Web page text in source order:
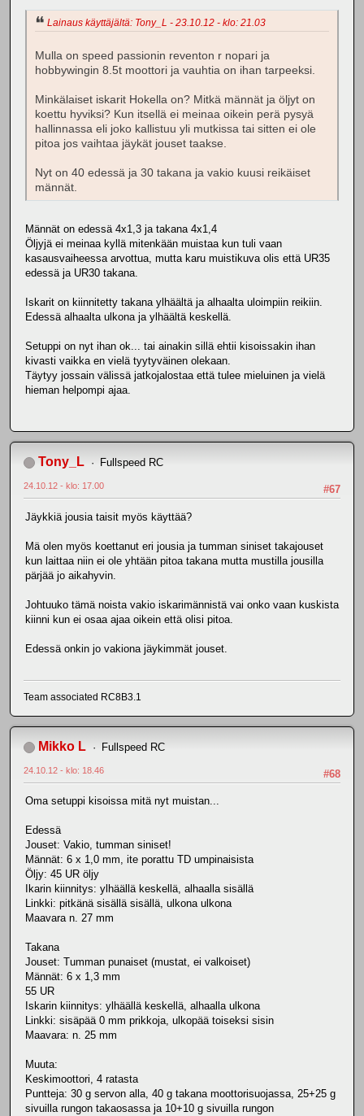
Lainaus käyttäjältä: Tony_L - 23.10.12 - klo: 21.03
Mulla on speed passionin reventon r nopari ja
hobbywingin 8.5t moottori ja vauhtia on ihan tarpeeksi.
Minkälaiset iskarit Hokella on? Mitkä männät ja öljyt on
koettu hyviksi? Kun itsellä ei meinaa oikein perä pysyä
hallinnassa eli joko kallistuu yli mutkissa tai sitten ei ole
pitoa jos vaihtaa jäykät jouset taakse.
Nyt on 40 edessä ja 30 takana ja vakio kuusi reikäiset
männät.
Männät on edessä 4x1,3 ja takana 4x1,4
Öljyjä ei meinaa kyllä mitenkään muistaa kun tuli vaan
kasausvaiheessa arvottua, mutta karu muistikuva olis että UR35
edessä ja UR30 takana.
Iskarit on kiinnitetty takana ylhäältä ja alhaalta uloimpiin reikiin.
Edessä alhaalta ulkona ja ylhäältä keskellä.
Setuppi on nyt ihan ok... tai ainakin sillä ehtii kisoissakin ihan
kivasti vaikka en vielä tyytyväinen olekaan.
Täytyy jossain välissä jatkojalostaa että tulee mieluinen ja vielä
hieman helpompi ajaa.
Tony_L Fullspeed RC
#67
24.10.12 - klo: 17.00
Jäykkiä jousia taisit myös käyttää?
Mä olen myös koettanut eri jousia ja tumman siniset takajouset
kun laittaa niin ei ole yhtään pitoa takana mutta mustilla jousilla
pärjää jo aikahyvin.
Johtuuko tämä noista vakio iskarimännistä vai onko vaan kuskista
kiinni kun ei osaa ajaa oikein että olisi pitoa.
Edessä onkin jo vakiona jäykimmät jouset.
Team associated RC8B3.1
Mikko L Fullspeed RC
#68
24.10.12 - klo: 18.46
Oma setuppi kisoissa mitä nyt muistan...
Edessä
Jouset: Vakio, tumman siniset!
Männät: 6 x 1,0 mm, ite porattu TD umpinaisista
Öljy: 45 UR öljy
Ikarin kiinnitys: ylhäällä keskellä, alhaalla sisällä
Linkki: pitkänä sisällä sisällä, ulkona ulkona
Maavara n. 27 mm
Takana
Jouset: Tumman punaiset (mustat, ei valkoiset)
Männät: 6 x 1,3 mm
55 UR
Iskarin kiinnitys: ylhäällä keskellä, alhaalla ulkona
Linkki: sisäpää 0 mm prikkoja, ulkopää toiseksi sisin
Maavara: n. 25 mm
Muuta:
Keskimoottori, 4 ratasta
Puntteja: 30 g servon alla, 40 g takana moottorisuojassa, 25+25 g
sivuilla rungon takaosassa ja 10+10 g sivuilla rungon